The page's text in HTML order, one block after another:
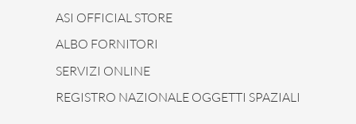
ASI OFFICIAL STORE
ALBO FORNITORI
SERVIZI ONLINE
REGISTRO NAZIONALE OGGETTI SPAZIALI